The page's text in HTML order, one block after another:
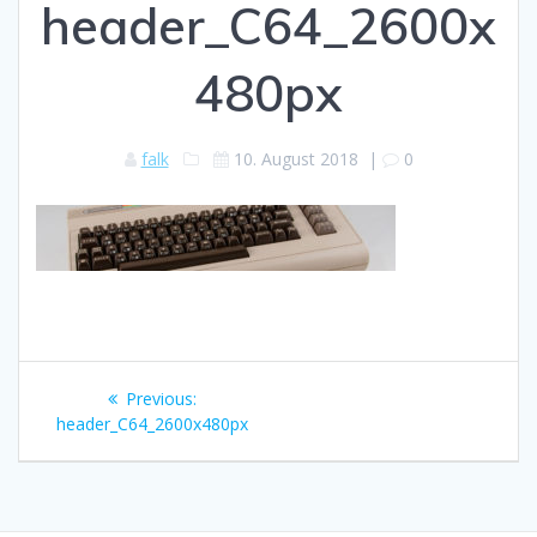
header_C64_2600x
480px
falk 10. August 2018 | 0
Beitragsnavigation
Previous:Previous
post:
header_C64_2600x480px